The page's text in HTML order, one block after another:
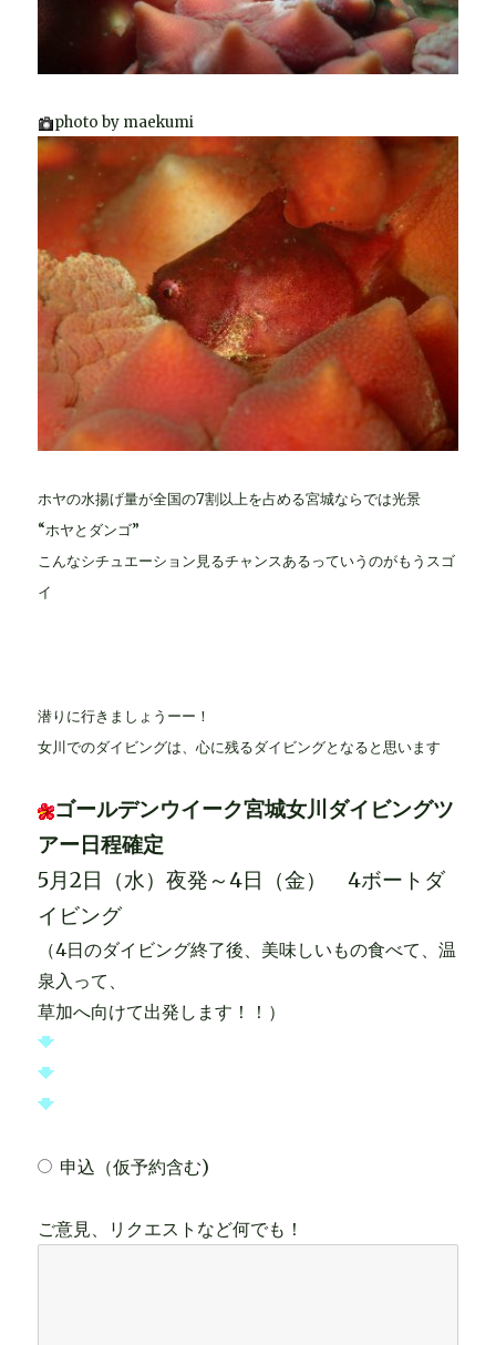
photo by maekumi
ホヤの水揚げ量が全国の7割以上を占める宮城ならでは光景
“ホヤとダンゴ”
こんなシチュエーション見るチャンスあるっていうのがもうスゴ
イ
潜りに行きましょうーー！
女川でのダイビングは、心に残るダイビングとなると思います
ゴールデンウイーク宮城女川ダイビングツ
アー日程確定
5月2日（水）夜発～4日（金） 4ボートダ
イビング
（4日のダイビング終了後、美味しいもの食べて、温
泉入って、
草加へ向けて出発します！！）
申込（仮予約含む)
ご意見、リクエストなど何でも！